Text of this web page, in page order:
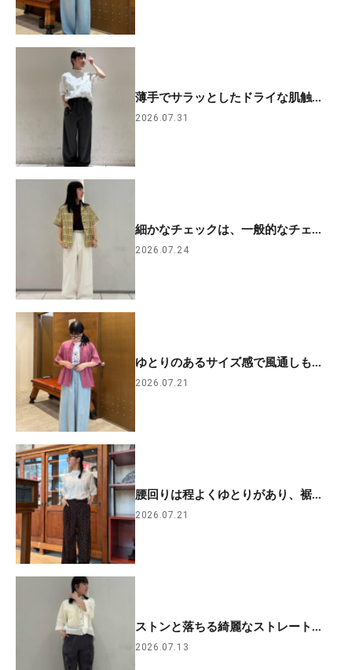
薄手でサラッとしたドライな肌触...
2026.07.31
細かなチェックは、一般的なチェ...
2026.07.24
ゆとりのあるサイズ感で風通しも...
2026.07.21
腰回りは程よくゆとりがあり、裾...
2026.07.21
ストンと落ちる綺麗なストレート...
2026.07.13